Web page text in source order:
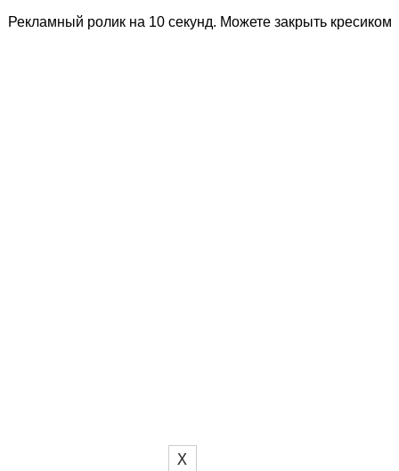
Рекламный ролик на 10 секунд. Можете закрыть кресиком